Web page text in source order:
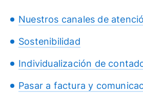
Nuestros canales de
Sostenibilidad
Individualización de
Pasar a factura y